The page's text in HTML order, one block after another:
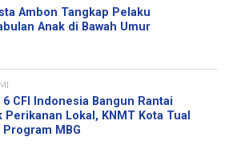
Ambon Tangkap Pelaku
Anak di Bawah Umur
6 CFI Indonesia Bangun Rantai
Perikanan Lokal, KNMT Kota Tual
MBG